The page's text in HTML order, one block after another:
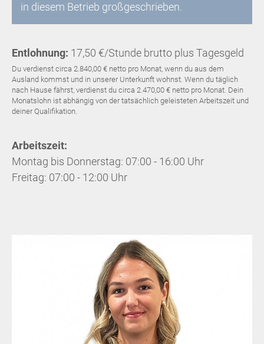
in diesem Betrieb großgeschrieben.
Entlohnung: 17,50 €/Stunde brutto plus Tagesgeld
Du verdienst circa 2.840,00 € netto pro Monat, wenn du aus dem
Ausland kommst und in unserer Unterkunft wohnst. Wenn du täglich
nach Hause fährst, verdienst du circa 2.470,00 € netto pro Monat. Dein
Monatslohn ist abhängig von der tatsächlich geleisteten Arbeitszeit und
deiner Qualifikation.
Arbeitszeit:
Montag bis Donnerstag: 07:00 - 16:00 Uhr
Freitag: 07:00 - 12:00 Uhr